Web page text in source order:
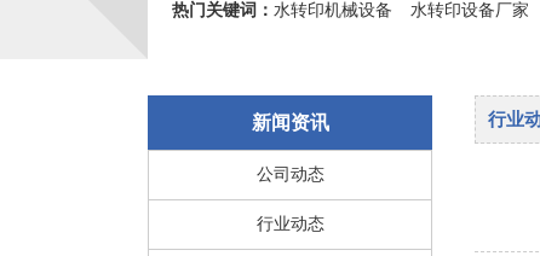
热门关键词： 水转印机械设备 水转印设备厂家
新闻资讯
公司动态
行业动态
行业